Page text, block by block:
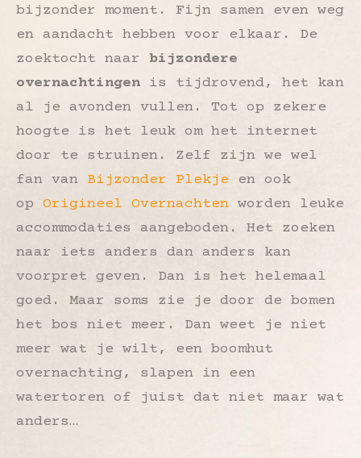
bijzonder moment. Fijn samen even weg
en aandacht hebben voor elkaar. De
zoektocht naar bijzondere
overnachtingen is tijdrovend, het kan
al je avonden vullen. Tot op zekere
hoogte is het leuk om het internet
door te struinen. Zelf zijn we wel
fan van Bijzonder Plekje en ook
op Origineel Overnachten worden leuke
accommodaties aangeboden. Het zoeken
naar iets anders dan anders kan
voorpret geven. Dan is het helemaal
goed. Maar soms zie je door de bomen
het bos niet meer. Dan weet je niet
meer wat je wilt, een boomhut
overnachting, slapen in een
watertoren of juist dat niet maar wat
anders…